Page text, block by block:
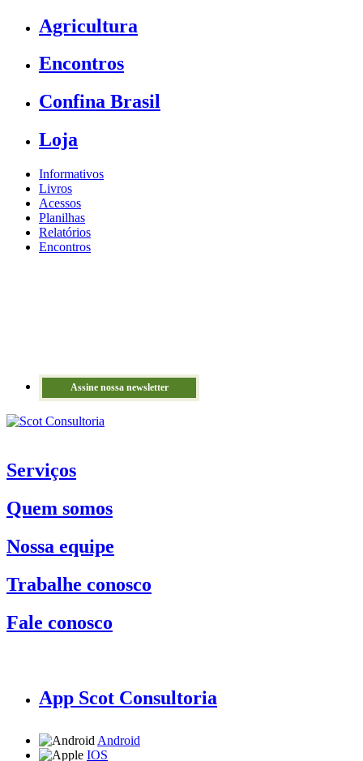
Agricultura
Encontros
Confina Brasil
Loja
Informativos
Livros
Acessos
Planilhas
Relatórios
Encontros
Assine nossa newsletter
Serviços
Quem somos
Nossa equipe
Trabalhe conosco
Fale conosco
App Scot Consultoria
Android
IOS